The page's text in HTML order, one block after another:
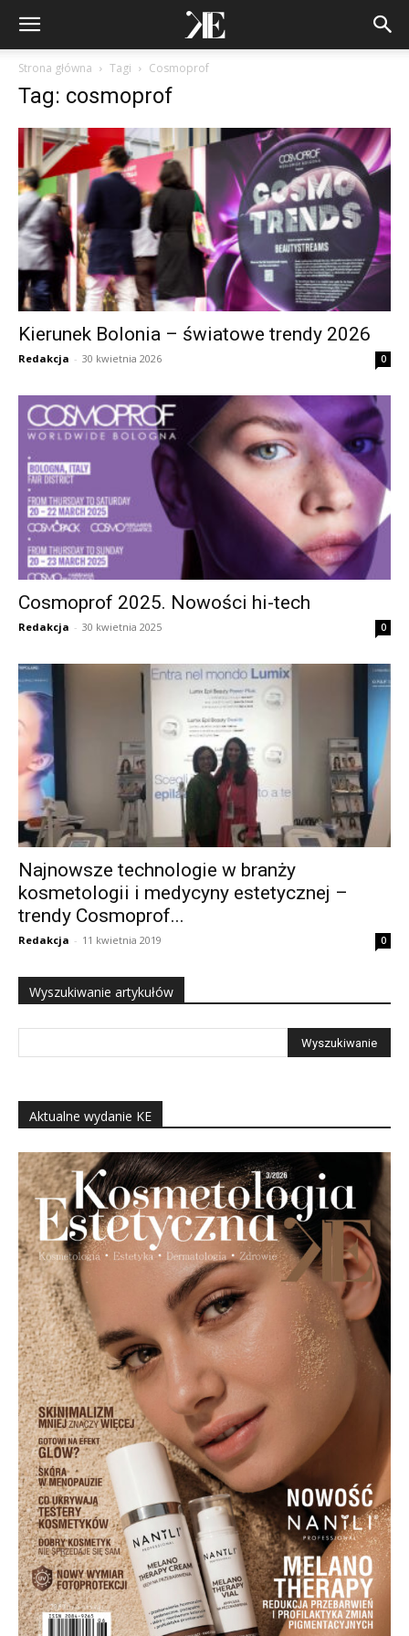
Strona główna Tagi Cosmoprof
Tag: cosmoprof
Kierunek Bolonia – światowe trendy 2026
Redakcja - 30 kwietnia 2026 0
Cosmoprof 2025. Nowości hi-tech
Redakcja - 30 kwietnia 2025 0
Najnowsze technologie w branży
kosmetologii i medycyny estetycznej –
trendy Cosmoprof...
Redakcja - 11 kwietnia 2019 0
Wyszukiwanie artykułów
Aktualne wydanie KE